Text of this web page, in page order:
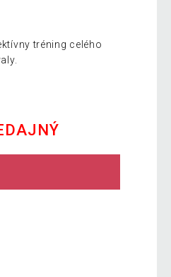
tréning celého